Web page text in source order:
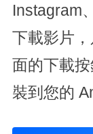
Instagram
下載影片
面的下載
裝到您的